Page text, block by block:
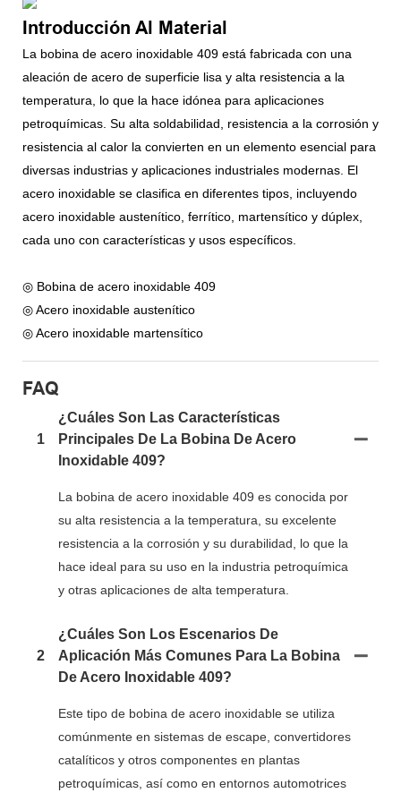
Introducción Al Material
La bobina de acero inoxidable 409 está fabricada con una
aleación de acero de superficie lisa y alta resistencia a la
temperatura, lo que la hace idónea para aplicaciones
petroquímicas. Su alta soldabilidad, resistencia a la corrosión y
resistencia al calor la convierten en un elemento esencial para
diversas industrias y aplicaciones industriales modernas. El
acero inoxidable se clasifica en diferentes tipos, incluyendo
acero inoxidable austenítico, ferrítico, martensítico y dúplex,
cada uno con características y usos específicos.
◎ Bobina de acero inoxidable 409
◎ Acero inoxidable austenítico
◎ Acero inoxidable martensítico
FAQ
1
¿Cuáles Son Las Características
Principales De La Bobina De Acero
Inoxidable 409?
La bobina de acero inoxidable 409 es conocida por
su alta resistencia a la temperatura, su excelente
resistencia a la corrosión y su durabilidad, lo que la
hace ideal para su uso en la industria petroquímica
y otras aplicaciones de alta temperatura.
2
¿Cuáles Son Los Escenarios De
Aplicación Más Comunes Para La Bobina
De Acero Inoxidable 409?
Este tipo de bobina de acero inoxidable se utiliza
comúnmente en sistemas de escape, convertidores
catalíticos y otros componentes en plantas
petroquímicas, así como en entornos automotrices